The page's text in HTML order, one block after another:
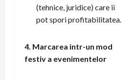
(tehnice, juridice) care ii
pot spori profitabilitatea.
4. Marcarea intr-un mod
festiv a evenimentelor